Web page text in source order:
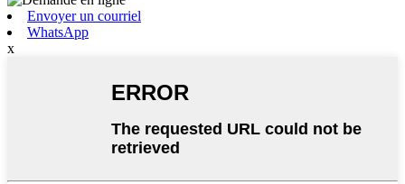
Envoyer un courriel
WhatsApp
x